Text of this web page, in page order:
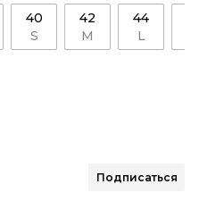
40
S
42
M
44
L
Подписаться